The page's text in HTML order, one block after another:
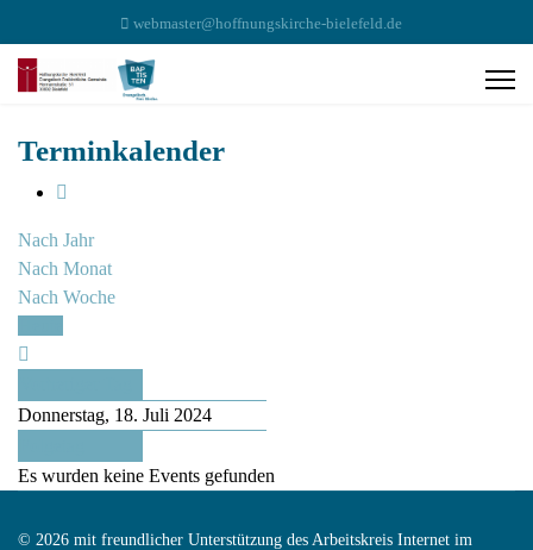
webmaster@hoffnungskirche-bielefeld.de
Terminkalender
Nach Jahr
Nach Monat
Nach Woche
Donnerstag, 18. Juli 2024
Es wurden keine Events gefunden
© 2026 mit freundlicher Unterstützung des Arbeitskreis Internet im